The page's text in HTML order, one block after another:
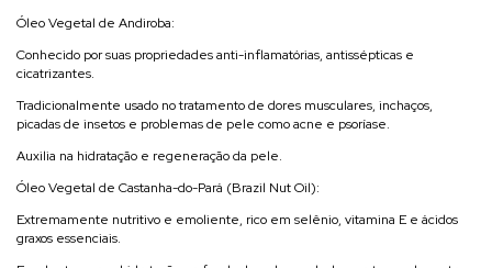
Óleo Vegetal de Andiroba:
Conhecido por suas propriedades anti-inflamatórias, antissépticas e
cicatrizantes.
Tradicionalmente usado no tratamento de dores musculares, inchaços,
picadas de insetos e problemas de pele como acne e psoríase.
Auxilia na hidratação e regeneração da pele.
Óleo Vegetal de Castanha-do-Pará (Brazil Nut Oil):
Extremamente nutritivo e emoliente, rico em selênio, vitamina E e ácidos
graxos essenciais.